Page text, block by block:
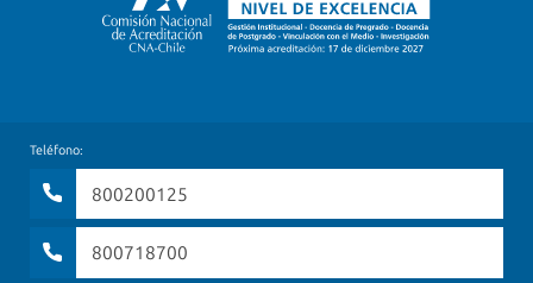
Teléfono:
800200125
800718700